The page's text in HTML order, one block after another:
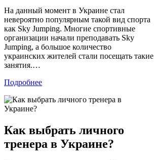
На данный момент в Украине стал
невероятно популярным такой вид спорта
как Sky Jumping. Многие спортивные
организации начали преподавать Sky
Jumping, а большое количество
украинских жителей стали посещать такие
занятия.…
Подробнее
Как выбрать личного
тренера в Украине?